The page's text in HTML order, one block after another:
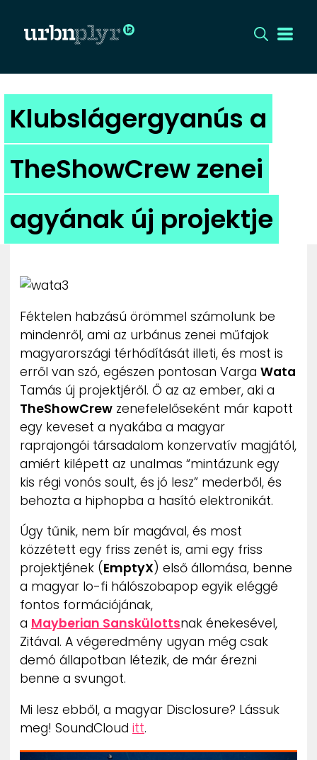
CÍMLAP
DIZÁJN
DIVAT
HIP
ZENE
MÉDIAAJÁNLAT
IMPRESSZUM
PR-ARCHÍVUM
ADATKEZELÉSI TÁJÉKOZTATÓ
Klubslágergyanús a
TheShowCrew zenei
agyának új projektje
Féktelen habzású örömmel számolunk be
mindenről, ami az urbánus zenei műfajok
magyarországi térhódítását illeti, és most is
erről van szó, egészen pontosan Varga Wata
Tamás új projektjéről. Ő az az ember, aki a
TheShowCrew zenefelelőseként már kapott
egy keveset a nyakába a magyar
raprajongói társadalom konzervatív magjától,
amiért kilépett az unalmas “mintázunk egy
kis régi vonós soult, és jó lesz” mederből, és
behozta a hiphopba a hasító elektronikát.
Úgy tűnik, nem bír magával, és most
közzétett egy friss zenét is, ami egy friss
projektjének (EmptyX) első állomása, benne
a magyar lo-fi hálószobapop egyik eléggé
fontos formációjának,
a Mayberian Sanskülottsnak énekesével,
Zitával. A végeredmény ugyan még csak
demó állapotban létezik, de már érezni
benne a svungot.
Mi lesz ebből, a magyar Disclosure? Lássuk
meg! SoundCloud itt.